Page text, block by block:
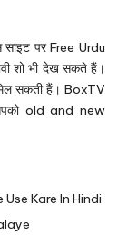
पर Free Urdu
शो भी देख सकते हैं।
सकती हैं। BoxTV
old and new
Kare In Hindi